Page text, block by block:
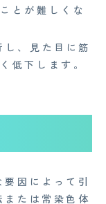
とが難しくな
、見た目に筋
低下します。
因によって引
たは常染色体